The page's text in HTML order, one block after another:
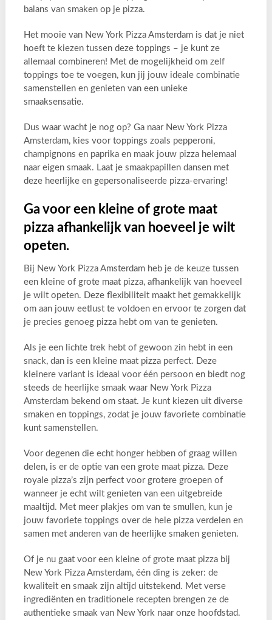
balans van smaken op je pizza.
Het mooie van New York Pizza Amsterdam is dat je niet
hoeft te kiezen tussen deze toppings – je kunt ze
allemaal combineren! Met de mogelijkheid om zelf
toppings toe te voegen, kun jij jouw ideale combinatie
samenstellen en genieten van een unieke
smaaksensatie.
Dus waar wacht je nog op? Ga naar New York Pizza
Amsterdam, kies voor toppings zoals pepperoni,
champignons en paprika en maak jouw pizza helemaal
naar eigen smaak. Laat je smaakpapillen dansen met
deze heerlijke en gepersonaliseerde pizza-ervaring!
Ga voor een kleine of grote maat
pizza afhankelijk van hoeveel je wilt
opeten.
Bij New York Pizza Amsterdam heb je de keuze tussen
een kleine of grote maat pizza, afhankelijk van hoeveel
je wilt opeten. Deze flexibiliteit maakt het gemakkelijk
om aan jouw eetlust te voldoen en ervoor te zorgen dat
je precies genoeg pizza hebt om van te genieten.
Als je een lichte trek hebt of gewoon zin hebt in een
snack, dan is een kleine maat pizza perfect. Deze
kleinere variant is ideaal voor één persoon en biedt nog
steeds de heerlijke smaak waar New York Pizza
Amsterdam bekend om staat. Je kunt kiezen uit diverse
smaken en toppings, zodat je jouw favoriete combinatie
kunt samenstellen.
Voor degenen die echt honger hebben of graag willen
delen, is er de optie van een grote maat pizza. Deze
royale pizza’s zijn perfect voor grotere groepen of
wanneer je echt wilt genieten van een uitgebreide
maaltijd. Met meer plakjes om van te smullen, kun je
jouw favoriete toppings over de hele pizza verdelen en
samen met anderen van de heerlijke smaken genieten.
Of je nu gaat voor een kleine of grote maat pizza bij
New York Pizza Amsterdam, één ding is zeker: de
kwaliteit en smaak zijn altijd uitstekend. Met verse
ingrediënten en traditionele recepten brengen ze de
authentieke smaak van New York naar onze hoofdstad.